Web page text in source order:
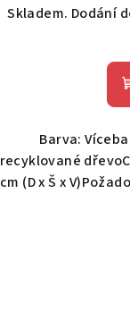
Skladem. Dodání
Barva:
recyklované
cm (D x Š x